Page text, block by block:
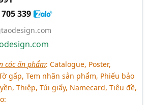
339
các ấn phẩm: Catalogue, Poster,
gấp, Tem nhãn sản phẩm, Phiếu bảo
Thiệp, Túi giấy, Namecard, Tiêu đề,